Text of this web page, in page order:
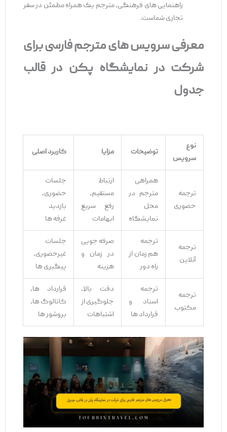
راهنمایی‌ های فرهنگی، مترجم یک همراه مطمئن در سفر
تجاری شماست.
معرفی سرویس ‌های مترجم فارسی برای
شرکت در نمایشگاه پکن در قالب
جدول
نوع
سرویس
توضیحات مزایا کاربرد اصلی
ترجمه
حضوری
همراهی
مترجم در
محل
نمایشگاه
ارتباط
مستقیم،
رفع سریع
ابهامات
جلسات
حضوری،
بازدید
غرفه ‌ها
ترجمه
آنلاین
ترجمه
هم ‌زمان از
راه دور
صرفه ‌جویی
در زمان و
هزینه
جلسات
غیرحضوری،
پیگیری‌ ها
ترجمه
مکتوب
ترجمه
اسناد و
قرارداد ها
دقت بالا،
جلوگیری از
اشتباهات
قرارداد ها،
کاتالوگ ‌ها،
بروشور ها